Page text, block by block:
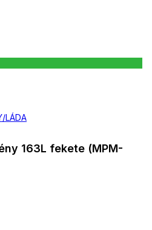
LÁDA
163L fekete (MPM-